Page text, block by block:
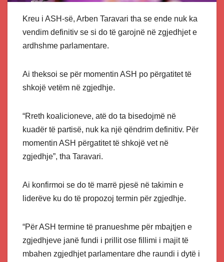
Kreu i ASH-së, Arben Taravari tha se ende nuk ka
vendim definitiv se si do të garojnë në zgjedhjet e
ardhshme parlamentare.
Ai theksoi se për momentin ASH po përgatitet të
shkojë vetëm në zgjedhje.
“Rreth koalicioneve, atë do ta bisedojmë në
kuadër të partisë, nuk ka një qëndrim definitiv. Për
momentin ASH përgatitet të shkojë vet në
zgjedhje”, tha Taravari.
Ai konfirmoi se do të marrë pjesë në takimin e
liderëve ku do të propozoj termin për zgjedhje.
“Për ASH termine të pranueshme për mbajtjen e
zgjedhjeve janë fundi i prillit ose fillimi i majit të
mbahen zgjedhjet parlamentare dhe raundi i dytë i